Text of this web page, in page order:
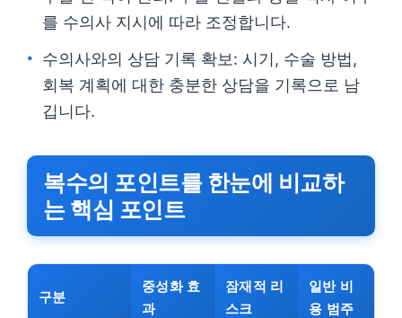
를 수의사 지시에 따라 조정합니다.
수의사와의 상담 기록 확보: 시기, 수술 방법,
회복 계획에 대한 충분한 상담을 기록으로 남
깁니다.
복수의 포인트를 한눈에 비교하
는 핵심 포인트
구분
중성화 효
과
잠재적 리
스크
일반 비
용 범주